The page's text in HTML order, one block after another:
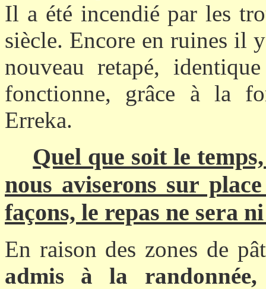
Il a été incendié par les
siècle. Encore en ruines il
nouveau retapé,
fonctionne, grâce à la
Erreka.
Quel que soit le
nous aviserons sur
façons, le repas ne sera
En raison des zones de
admis à la